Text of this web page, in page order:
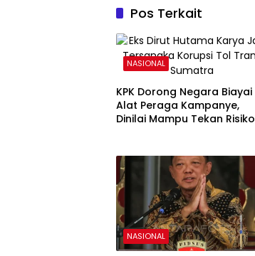
Pos Terkait
NASIONAL
KPK Dorong Negara Biayai
Alat Peraga Kampanye,
Dinilai Mampu Tekan Risiko
NASIONAL